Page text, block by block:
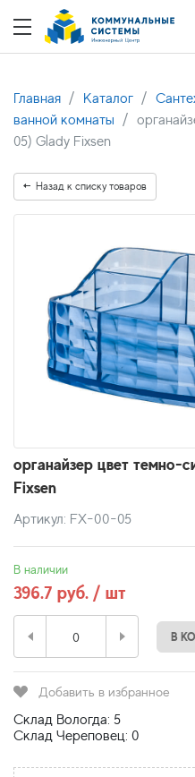
Главная Каталог
ванной комнаты
05) Glady Fixsen
Назад к списку товаров
органайзер цвет темно-
Fixsen
Артикул: FX-00-05
В наличии
396.7 руб. / шт
В
Добавить в избранное
Склад Вологда: 5
Склад Череповец: 0